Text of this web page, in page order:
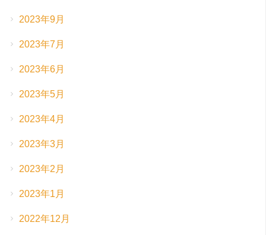
2023年9月
2023年7月
2023年6月
2023年5月
2023年4月
2023年3月
2023年2月
2023年1月
2022年12月